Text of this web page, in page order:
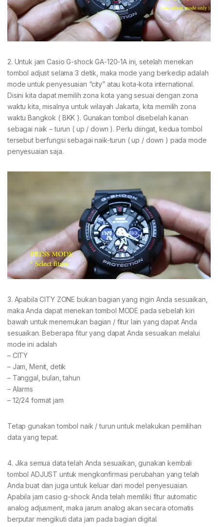
2. Untuk jam Casio G-shock GA-120-1A ini, setelah menekan
tombol adjust selama 3 detik, maka mode yang berkedip adalah
mode untuk penyesuaian “city” atau kota-kota international.
Disini kita dapat memilih zona kota yang sesuai dengan zona
waktu kita, misalnya untuk wilayah Jakarta, kita memilih zona
waktu Bangkok ( BKK ). Gunakan tombol disebelah kanan
sebagai naik – turun ( up / down ). Perlu diingat, kedua tombol
tersebut berfungsi sebagai naik-turun ( up / down ) pada mode
penyesuaian saja.
3. Apabila CITY ZONE bukan bagian yang ingin Anda sesuaikan,
maka Anda dapat menekan tombol MODE pada sebelah kiri
bawah untuk menemukan bagian / fitur lain yang dapat Anda
sesuaikan. Beberapa fitur yang dapat Anda sesuaikan melalui
mode ini adalah
– CITY
– Jam, Menit, detik
– Tanggal, bulan, tahun
– Alarms
– 12/24 format jam
Tetap gunakan tombol naik / turun untuk melakukan pemilihan
data yang tepat.
4. Jika semua data telah Anda sesuaikan, gunakan kembali
tombol ADJUST untuk mengkonfirmasi perubahan yang telah
Anda buat dan juga untuk keluar dari model penyesuaian.
Apabila jam casio g-shock Anda telah memiliki fitur automatic
analog adjusment, maka jarum analog akan secara otomatis
berputar mengikuti data jam pada bagian digital.